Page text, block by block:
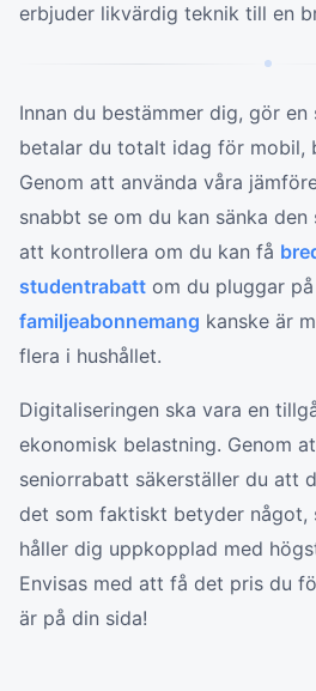
erbjuder likvärdig teknik till en
Innan du bestämmer dig, gör en
betalar du totalt idag för mobil,
Genom att använda våra
snabbt se om du kan sänka den
att kontrollera om du kan få
studentrabatt om du pluggar
familjeabonnemang kanske är
flera i hushållet.
Digitaliseringen ska vara en
ekonomisk belastning. Genom
seniorrabatt säkerställer du att
det som faktiskt betyder något,
håller dig uppkopplad med
Envisas med att få det pris du
är på din sida!